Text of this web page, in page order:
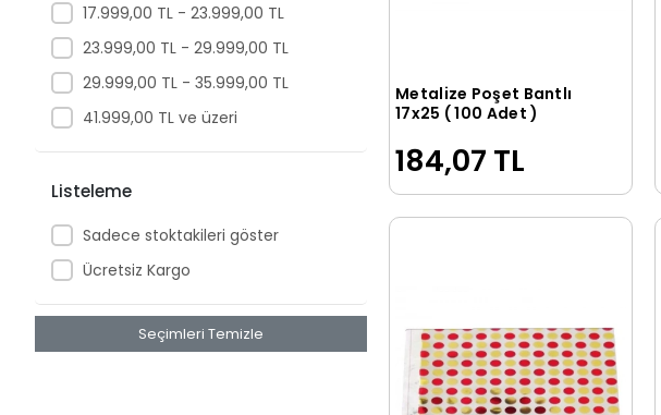
17.999,00 TL - 23.999,00 TL
23.999,00 TL - 29.999,00 TL
29.999,00 TL - 35.999,00 TL
41.999,00 TL ve üzeri
Listeleme
Sadece stoktakileri göster
Ücretsiz Kargo
Seçimleri Temizle
Sepete Ekle
Metalize Poşet Bantlı
17x25 ( 100 Adet )
184,07 TL